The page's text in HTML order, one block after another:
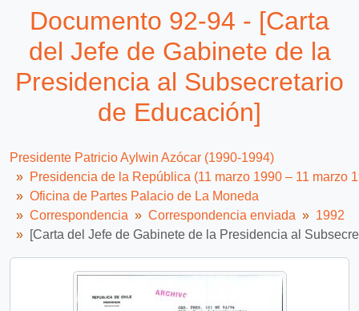
92-97 - [Carta del Jefe de Gabinete de la Presidencia a Alcalde de Ñuñoa]
Documento 92-098 - [Carta del Jefe de Gabinete de la Presidencia a Ministro de Hacienda]
1128 más...
Documento 92-94 - [Carta
del Jefe de Gabinete de la
Presidencia al Subsecretario
de Educación]
Presidente Patricio Aylwin Azócar (1990-1994)
Presidencia de la República (11 marzo 1990 – 11 marzo
Oficina de Partes Palacio de La Moneda
Correspondencia
Correspondencia enviada
1992
[Carta del Jefe de Gabinete de la Presidencia al